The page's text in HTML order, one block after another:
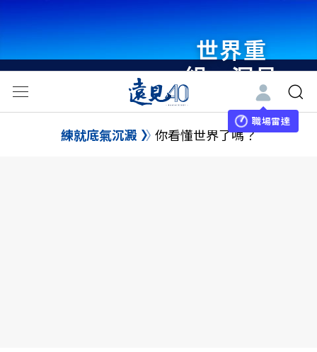
世界重
組・洞見
未來 與
世界領袖
職場雷達
練就底氣沉澱 你看懂世界了嗎？